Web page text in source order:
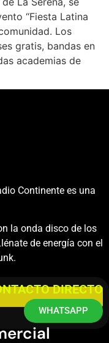
“Fiesta Latina
Los
gratis, bandas en
academias de
Continente es una
la onda disco de los
de energía con el
DIRECTO
WHATSAPP